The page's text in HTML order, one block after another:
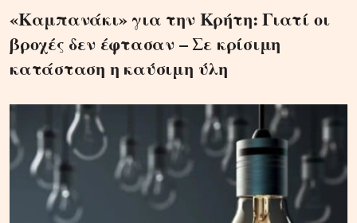
«Καμπανάκι» για την Κρήτη: Γιατί οι
βροχές δεν έφτασαν – Σε κρίσιμη
κατάσταση η καύσιμη ύλη